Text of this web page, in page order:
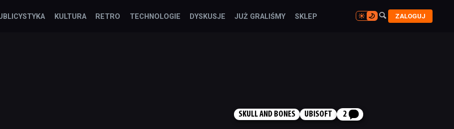
KULTURA RETRO TECHNOLOGIE DYSKUSJE JUŻ GRALIŚMY SKLEP 
 ZALOGUJ
SKULL AND BONES UBISOFT 2